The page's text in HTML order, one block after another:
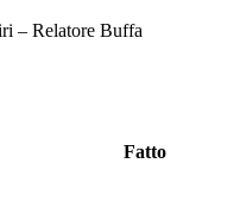
– Relatore Buffa
Fatto